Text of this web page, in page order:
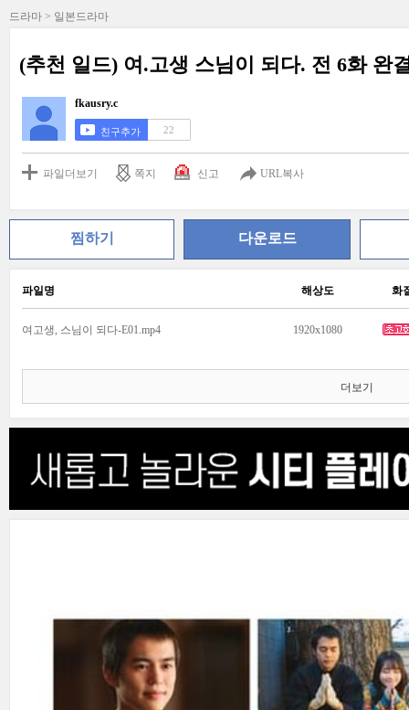
드라마 > 일본드라마
(추천 일드) 여.고생 스님이 되다. 전 6화 완
fkausry.c
친구추가 22
파일더보기 쪽지 신고 URL복사
찜하기 다운로드
파일명 해상도 화
여고생, 스님이 되다-E01.mp4 1920x1080
더보기